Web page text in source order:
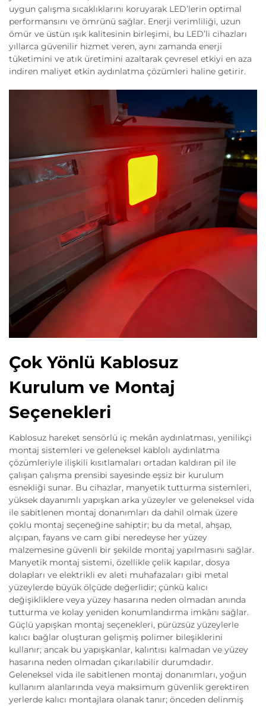
uygun çalışma sıcaklıklarını koruyarak LED’lerin optimal
performansını ve ömrünü sağlar. Enerji verimliliği, uzun
ömür ve üstün ışık kalitesinin birleşimi, bu LED’li cihazları
yıllarca güvenilir hizmet veren, aynı zamanda enerji
tüketimini ve atık üretimini azaltarak çevresel etkiyi en aza
indiren maliyet etkin aydınlatma çözümleri haline getirir.
Çok Yönlü Kablosuz
Kurulum ve Montaj
Seçenekleri
Kablosuz hareket sensörlü iç mekân aydınlatması, yenilikçi
montaj sistemleri ve geleneksel kablolı aydınlatma
çözümleriyle ilişkili kısıtlamaları ortadan kaldıran pil ile
çalışan çalışma prensibi sayesinde eşsiz bir kurulum
esnekliği sunar. Bu cihazlar, manyetik tutturma sistemleri,
yüksek dayanımlı yapışkan arka yüzeyler ve geleneksel vida
ile sabitlenen montaj donanımları da dahil olmak üzere
çoklu montaj seçeneğine sahiptir; bu da metal, ahşap,
alçıpan, fayans ve cam gibi neredeyse her yüzey
malzemesine güvenli bir şekilde montaj yapılmasını sağlar.
Manyetik montaj sistemi, özellikle çelik kapılar, dosya
dolapları ve elektrikli ev aleti muhafazaları gibi metal
yüzeylerde büyük ölçüde değerlidir; çünkü kalıcı
değişikliklere veya yüzey hasarına neden olmadan anında
tutturma ve kolay yeniden konumlandırma imkânı sağlar.
Güçlü yapışkan montaj seçenekleri, pürüzsüz yüzeylerle
kalıcı bağlar oluşturan gelişmiş polimer bileşiklerini
kullanır; ancak bu yapışkanlar, kalıntısı kalmadan ve yüzey
hasarına neden olmadan çıkarılabilir durumdadır.
Geleneksel vida ile sabitlenen montaj donanımları, yoğun
kullanım alanlarında veya maksimum güvenlik gerektiren
yerlerde kalıcı montajlara olanak tanır; önceden delinmiş